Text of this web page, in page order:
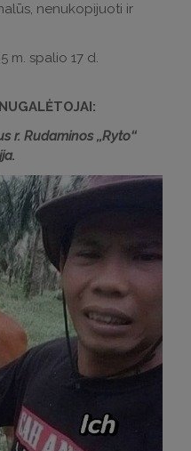
nenukopijuoti ir
m. spalio 17 d.
Rudaminos ‚‚Ryto‘‘